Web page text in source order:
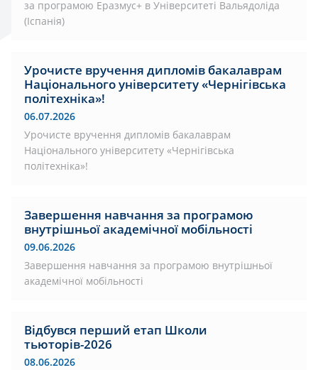
за програмою Еразмус+ в Університеті Вальядоліда
(Іспанія)
Урочисте вручення дипломів бакалаврам
Національного університету «Чернігівська
політехніка»!
06.07.2026
Урочисте вручення дипломів бакалаврам
Національного університету «Чернігівська
політехніка»!
Завершення навчання за програмою
внутрішньої академічної мобільності
09.06.2026
Завершення навчання за програмою внутрішньої
академічної мобільності
Відбувся перший етап Школи
тьюторів-2026
08.06.2026